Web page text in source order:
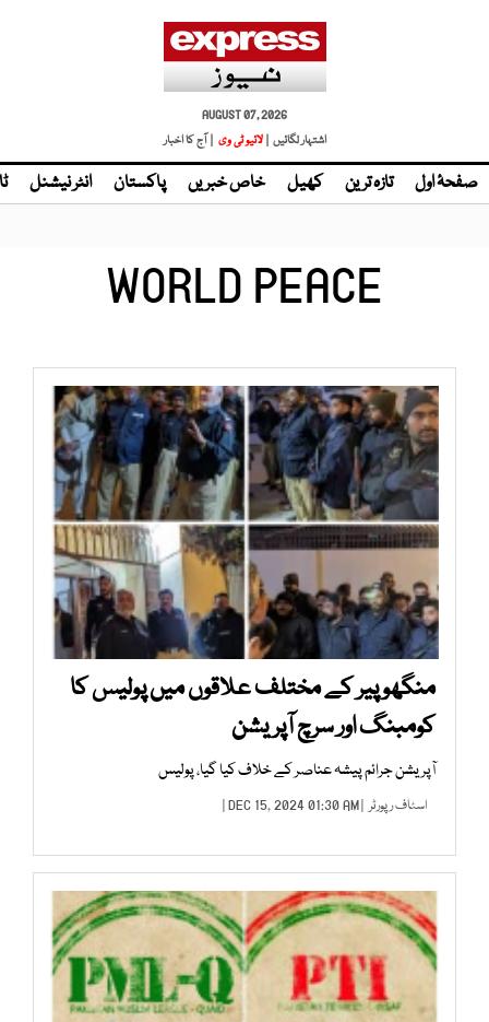
AUGUST 07, 2026
اشتہار لگائیں |
| آج کا اخبار
صفحۂ اول تازہ ترین کھیل خاص خبریں پاکستان انٹر نیشنل
WORLD PEACE
منگھوپیر کے مختلف علاقوں میں پولیس کا
کومبنگ اور سرچ آپریشن
آپریشن جرائم پیشہ عناصر کے خلاف کیا گیا، پولیس
اسٹاف رپورٹر | DEC 15, 2024 01:30 AM |